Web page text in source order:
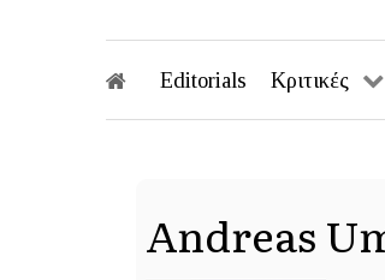
Editorials Κριτικές
Andreas